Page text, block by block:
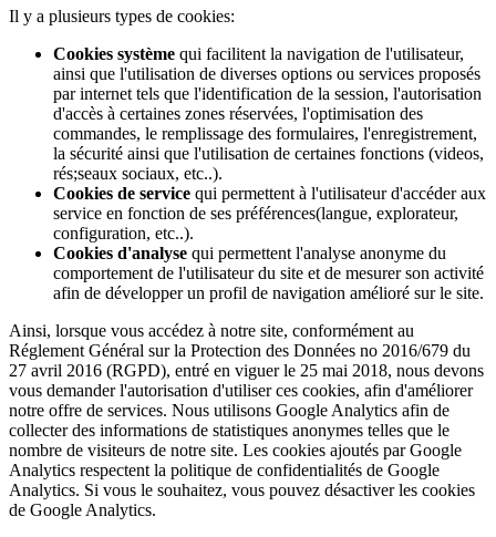
Il y a plusieurs types de cookies:
Cookies système qui facilitent la navigation de l'utilisateur,
ainsi que l'utilisation de diverses options ou services proposés
par internet tels que l'identification de la session, l'autorisation
d'accès à certaines zones réservées, l'optimisation des
commandes, le remplissage des formulaires, l'enregistrement,
la sécurité ainsi que l'utilisation de certaines fonctions (videos,
rés;seaux sociaux, etc..).
Cookies de service qui permettent à l'utilisateur d'accéder aux
service en fonction de ses préférences(langue, explorateur,
configuration, etc..).
Cookies d'analyse qui permettent l'analyse anonyme du
comportement de l'utilisateur du site et de mesurer son activité
afin de développer un profil de navigation amélioré sur le site.
Ainsi, lorsque vous accédez à notre site, conformément au
Réglement Général sur la Protection des Données no 2016/679 du
27 avril 2016 (RGPD), entré en viguer le 25 mai 2018, nous devons
vous demander l'autorisation d'utiliser ces cookies, afin d'améliorer
notre offre de services. Nous utilisons Google Analytics afin de
collecter des informations de statistiques anonymes telles que le
nombre de visiteurs de notre site. Les cookies ajoutés par Google
Analytics respectent la politique de confidentialités de Google
Analytics. Si vous le souhaitez, vous pouvez désactiver les cookies
de Google Analytics.